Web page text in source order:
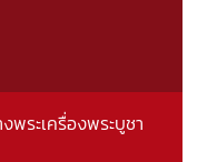
พระเครื่องพระบูชา